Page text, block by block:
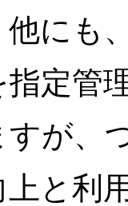
にも
指定管
すが、
上と利